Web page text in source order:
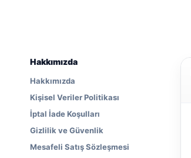
Hakkımızda
Hakkımızda
Kişisel Veriler Politikası
İptal İade Koşulları
Gizlilik ve Güvenlik
Mesafeli Satış Sözleşmesi